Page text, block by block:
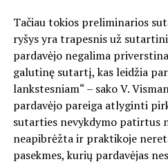
Tačiau tokios preliminarios
ryšys yra trapesnis už
pardavėjo negalima
galutinę sutartį, kas leidžia
lankstesniam“ – sako V.
pardavėjo pareiga atlyginti
sutarties nevykdymo patirtus
neapibrėžta ir praktikoje
pasekmes, kurių pardavėjas